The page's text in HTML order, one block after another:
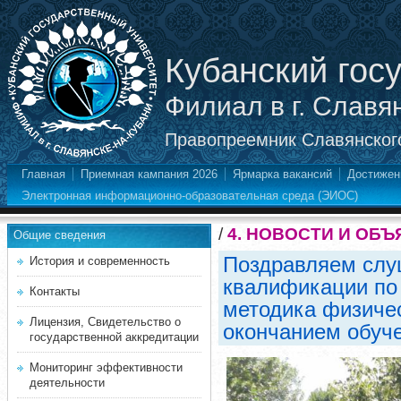
Кубанский
Филиал в г.
Правопреемник
Главная Приемная кампания 2026 Ярмарка вакансий
Электронная информационно-образовательная среда (ЭИОС)
Общие сведения
История и современность
Контакты
Лицензия, Свидетельство о
государственной аккредитации
Мониторинг эффективности
деятельности
/4. НОВОСТИ И
Поздравляем
квалификации
методика
окончанием